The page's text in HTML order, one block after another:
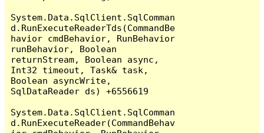
System.Data.SqlClient.SqlComman
d.RunExecuteReaderTds(CommandBe
havior cmdBehavior, RunBehavior
runBehavior, Boolean
returnStream, Boolean async,
Int32 timeout, Task& task,
Boolean asyncWrite,
SqlDataReader ds) +6556619
System.Data.SqlClient.SqlComman
d.RunExecuteReader(CommandBehav